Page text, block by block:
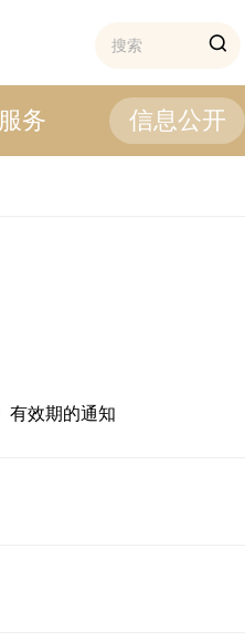
务 信息公开
有效期的通知